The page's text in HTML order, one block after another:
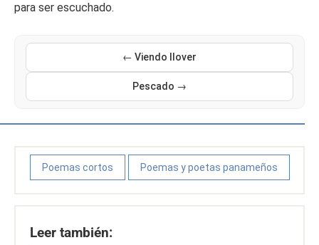
para ser escuchado.
← Viendo llover
Pescado →
Poemas cortos Poemas y poetas panameños
Leer también: